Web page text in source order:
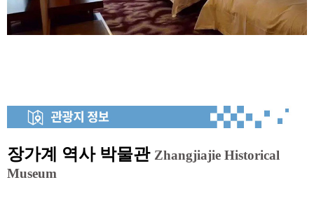
장가계 역사 박물관 Zhangjiajie Historical
Museum